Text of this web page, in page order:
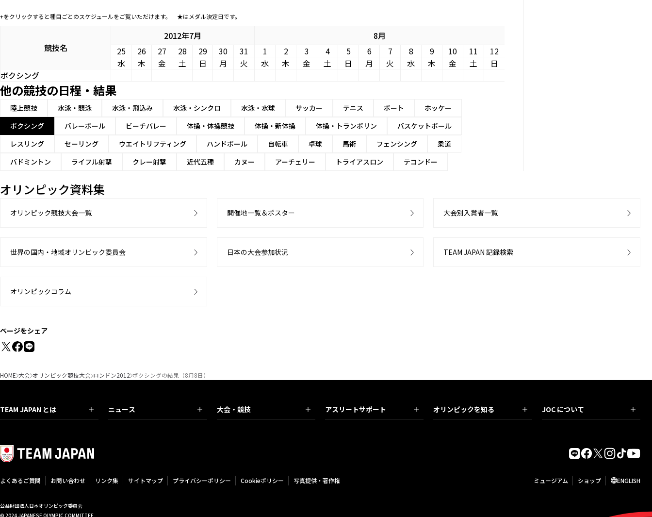
+をクリックすると種目ごとのスケジュールをご覧いただけます。 ★はメダル決定日です。
競技名
2012年7月
8月
25
26 27 28 29 30 31 1 2 3 4 5 6 7 8 9 10 11
12
水
木 金 土 日 月 火 水 木 金 土 日 月 火 水 木 金 土
日
ボクシング
他の競技の日程・結果
陸上競技 水泳・競泳 水泳・飛込み 水泳・シンクロ 水泳・水球 サッカー テニス ボート
ホッケー
ボクシング
バレーボール ビーチバレー 体操・体操競技 体操・新体操 体操・トランポリン
バスケットボール
レスリング
セーリング ウエイトリフティング ハンドボール 自転車 卓球 馬術 フェンシング
柔道
バドミントン
ライフル射撃 クレー射撃 近代五種 カヌー アーチェリー トライアスロン テコンドー
オリンピック資料集
オリンピック競技大会一覧 開催地一覧＆ポスター 大会別入賞者一覧
世界の国内・地域オリンピック委員会 日本の大会参加状況 TEAM JAPAN 記録検索
オリンピックコラム
ページをシェア
HOME 大会 オリンピック競技大会 ロンドン2012 ボクシングの結果（8月8日）
TEAM JAPAN とは ニュース 大会・競技 アスリートサポート オリンピックを知る JOC について
よくあるご質問 お問い合わせ リンク集 サイトマップ プライバシーポリシー Cookieポリシー 写真提供・著作権 ミュージアム ショップ ENGLISH
公益財団法人日本オリンピック委員会
© 2024 JAPANESE OLYMPIC COMMITTEE